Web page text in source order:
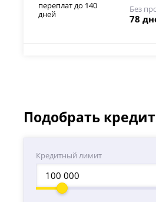
Без
78
Подобрать
Кредитный лимит